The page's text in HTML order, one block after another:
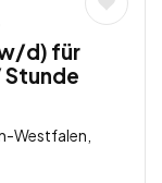
d) für
Westfalen,